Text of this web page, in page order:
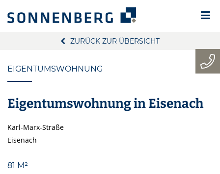
ZURÜCK ZUR ÜBERSICHT
EIGENTUMSWOHNUNG
Eigentumswohnung in Eisenach
Karl-Marx-Straße
Eisenach
81 M²